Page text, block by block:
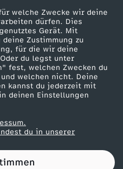
welche Zwecke wir deine
dürfen. Dies
Gerät. Mit
Zustimmung zu
für die wir deine
du legst unter
fest, welchen Zwecken du
welchen nicht. Deine
kannst du jederzeit mit
deinen Einstellungen
du in unserer